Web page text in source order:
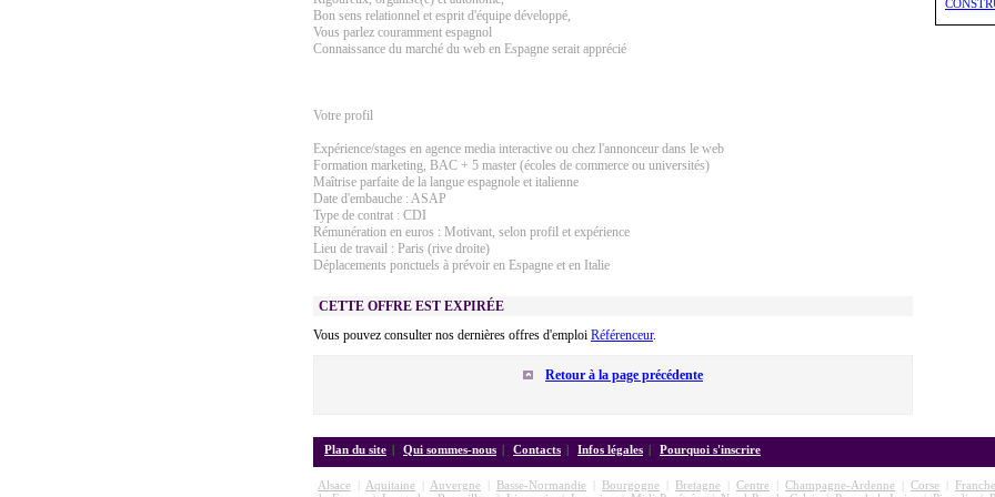
Bon sens relationnel et esprit d'équipe développé,
Vous parlez couramment espagnol
Connaissance du marché du web en Espagne serait apprécié
Votre profil
Expérience/stages en agence media interactive ou chez l'annonceur dans le web
Formation marketing, BAC + 5 master (écoles de commerce ou universités)
Maîtrise parfaite de la langue espagnole et italienne
Date d'embauche : ASAP
Type de contrat : CDI
Rémunération en euros : Motivant, selon profil et expérience
Lieu de travail : Paris (rive droite)
Déplacements ponctuels à prévoir en Espagne et en Italie
CETTE OFFRE EST EXPIRÉE
Vous pouvez consulter nos dernières offres d'emploi Référenceur.
Retour à la page précédente
Plan du site | Qui sommes-nous | Contacts | Infos légales | Pourquoi s'inscrire
Alsace Aquitaine Auvergne Basse-Normandie Bourgogne Bretagne Centre Champagne-Ardenne Corse